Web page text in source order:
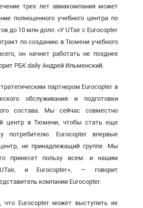
трех лет авиакомпания может
полноценного учебного центра по
до 10 млн долл. «У UTair с Eurocopter
по созданию в Тюмени учебного
он начнет работатьне позднее
РБК daily Андрей Ильменский.
партнером Eurocopter в
обслуживания и подготовки
состава. Мы сейчас совместно
центр в Тюмени, чтобы стать еще
потребителю. Eurocopter впервые
не принадлежащий группе. Мы
принесет пользу всем: и нашим
и Eurocopter», — говорит
компании Eurocopter.
что Eurocopter может выступить их